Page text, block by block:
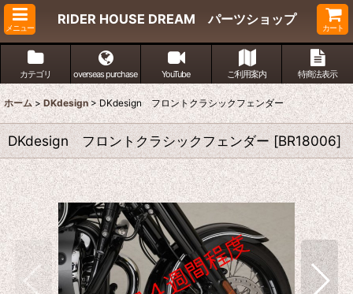
メニュー
RIDER HOUSE DREAM パーツショップ
カート
カテゴリ overseas purchase YouTube ご利用案内 特商法表示
ホーム > DKdesign > DKdesign フロントクラシックフェンダー
DKdesign フロントクラシックフェンダー [BR18006]